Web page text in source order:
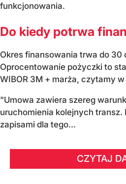
funkcjonowania.
Do kiedy potrwa
Okres finansowania trwa do 30
Oprocentowanie pożyczki to
WIBOR 3M + marża, czytamy
"Umowa zawiera szereg
uruchomienia kolejnych transz.
zapisami dla tego...
CZYTAJ